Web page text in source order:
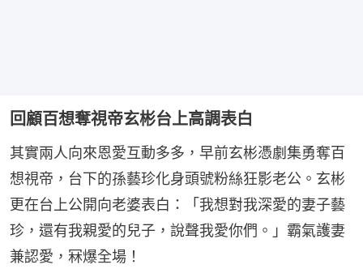
回顧百想奪視帝玄彬台上高調表白
其實兩人向來恩愛互動多多，早前玄彬憑劇集勇奪百
想視帝，台下的孫藝珍化身頭號粉絲狂影老公。玄彬
更在台上公開向老婆表白：「我想對我深愛的妻子藝
珍，還有我親愛的兒子，說聲我愛你們。」霸氣護妻
兼認愛，冧爆全場！